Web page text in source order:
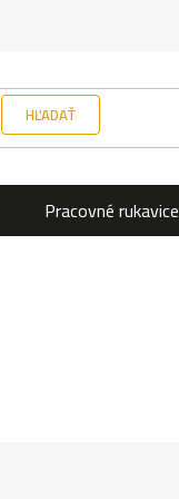
HĽADAŤ
Pracovné rukavice